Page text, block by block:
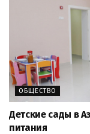
ОБЩЕСТВО
Детские сады в
питания